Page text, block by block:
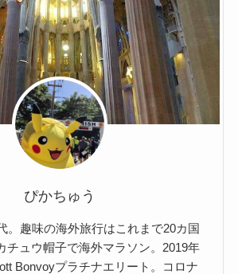
ぴかちゅう
。趣味の海外旅行はこれまで20カ国
チュウ帽子で海外マラソン。2019年
Bonvoyプラチナエリート。コロナ